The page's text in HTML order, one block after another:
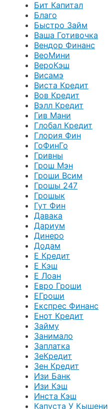
Бит Капитал
Благо
Быстро Займ
Ваша Готивочка
Вендор Финанс
ВеоМини
ВероКэш
Висамэ
Виста Кредит
Вов Кредит
Вэлл Кредит
Гив Мани
Глобал Кредит
Глория Фин
ГоФинГо
Гривны
Грош Мэн
Гроши Всим
Грошы 247
Грошык
Гут Фин
Давака
Дариум
Динеро
Додам
Е Кредит
Е Кэш
Е Лоан
Евро Гроши
ЕГроши
Експрес Финанс
Енот Кредит
Займу
Занимало
Заплатка
ЗеКредит
Зен Кредит
Изи Банк
Изи Кэш
Инста Кэш
Капуста У Кышени